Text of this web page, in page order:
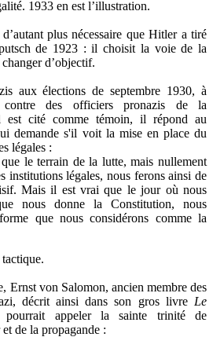
1933 en est l’illustration.
plus nécessaire que Hitler a tiré
de 1923 : il choisit la voie de la
d’objectif.
aux élections de septembre 1930, à
contre des officiers pronazis de la
cité comme témoin, il répond au
demande s'il voit la mise en place du
légales :
le terrain de la lutte, mais nullement
institutions légales, nous ferons ainsi de
Mais il est vrai que le jour où nous
nous donne la Constitution, nous
que nous considérons comme la
Ernst von Salomon, ancien membre des
décrit ainsi dans son gros livre Le
appeler la sainte trinité de
de la propagande :